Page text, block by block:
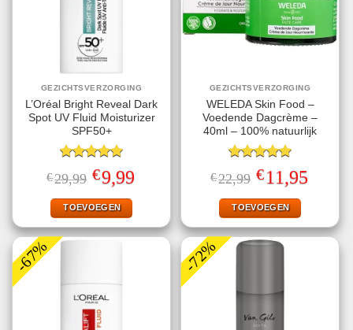
GEZICHTSVERZORGING
L’Oréal Bright Reveal Dark
Spot UV Fluid Moisturizer
SPF50+
Gewaardeerd
5.00uit 5
€29,99 Oorspronkelijke
prijs
was:
€29,99.
€9,99Huidige
prijs
TOEVOEGEN
GEZICHTSVERZORGING
WELEDA Skin Food –
Voedende Dagcrème –
40ml – 100% natuurlijk
Gewaardeerd
5.00uit 5
€22,99 Oorspronkelijke
prijs
was:
€22,99.
€11,95prijs
TOEVOEGEN
-67% -72%